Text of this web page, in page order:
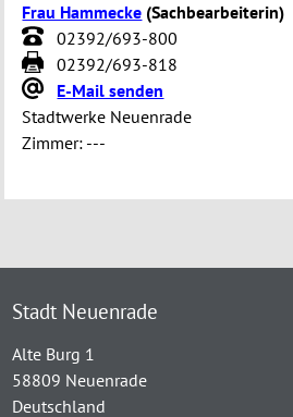
Frau Hammecke (Sachbearbeiterin)
02392/693-800
02392/693-818
E-Mail senden
Stadtwerke Neuenrade
Zimmer: ---
Stadt Neuenrade
Alte Burg 1
58809 Neuenrade
Deutschland